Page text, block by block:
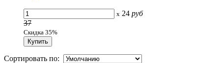
x 24 руб
37
Скидка 35%
Сортировать по: